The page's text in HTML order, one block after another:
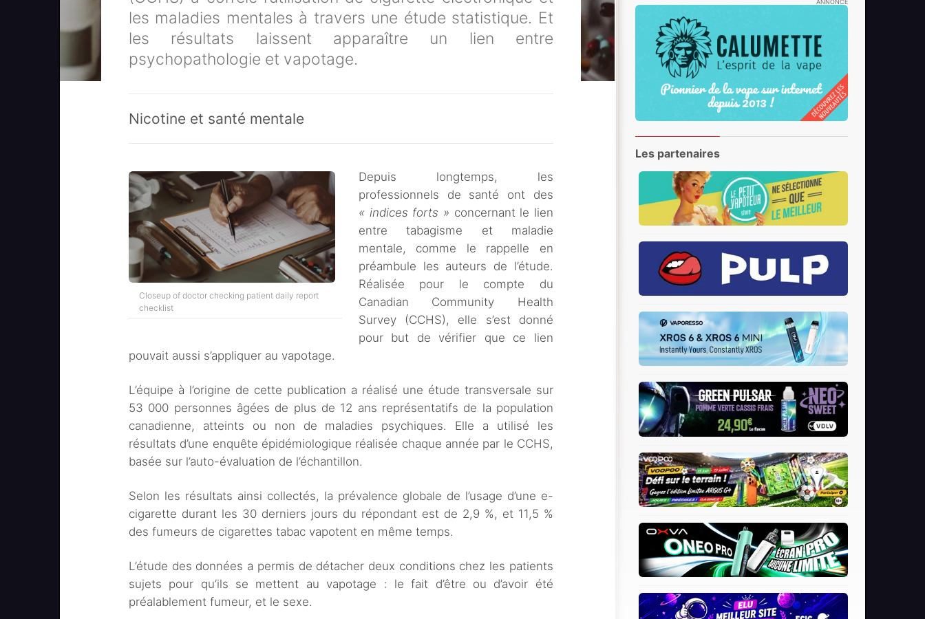
les maladies mentales à travers une étude statistique. Et
les résultats laissent apparaître un lien entre
psychopathologie et vapotage.
Nicotine et santé mentale
Closeup of doctor checking patient daily report
checklist
Depuis longtemps, les
professionnels de santé ont des
« indices forts » concernant le lien
entre tabagisme et maladie
mentale, comme le rappelle en
préambule les auteurs de l’étude.
Réalisée pour le compte du
Canadian Community Health
Survey (CCHS), elle s’est donné
pour but de vérifier que ce lien
pouvait aussi s’appliquer au vapotage.
L’équipe à l’origine de cette publication a réalisé une étude transversale sur
53 000 personnes âgées de plus de 12 ans représentatifs de la population
canadienne, atteints ou non de maladies psychiques. Elle a utilisé les
résultats d’une enquête épidémiologique réalisée chaque année par le CCHS,
basée sur l’auto-évaluation de l’échantillon.
Selon les résultats ainsi collectés, la prévalence globale de l’usage d’une e-
cigarette durant les 30 derniers jours du répondant est de 2,9 %, et 11,5 %
des fumeurs de cigarettes tabac vapotent en même temps.
L’étude des données a permis de détacher deux conditions chez les patients
sujets pour qu’ils se mettent au vapotage : le fait d’être ou d’avoir été
préalablement fumeur, et le sexe.
ANNONCE
Les partenaires